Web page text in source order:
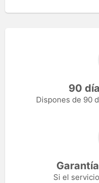
90
Dispones de 90
Si el